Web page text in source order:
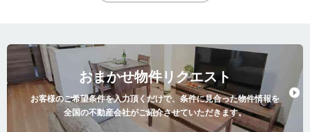
おまかせ物件リクエスト
お客様のご希望条件を入力頂くだけで、条件に見合った物件情報を
全国の不動産会社がご紹介させていただきます。